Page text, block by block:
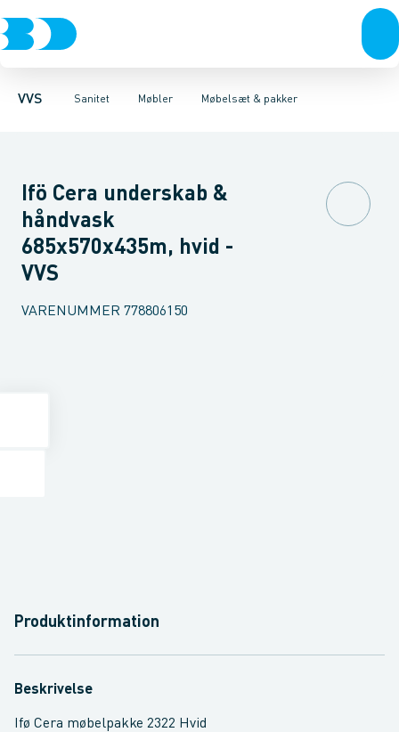
VVS Sanitet
Rør & fittingsPressfittings & rørKuglehaner & ventiler
Møbler
Toiletter, sæder og cisterner VaskeArmaturer
Møbelsæt & pakker
Møbelsæt & pakkerUnderskabeHøjskabeOverskabe
Ifö Cera underskab &
håndvask
685x570x435m, hvid -
VVS
VARENUMMER 778806150
Produktinformation
Beskrivelse
Ifø Cera møbelpakke 2322 Hvid